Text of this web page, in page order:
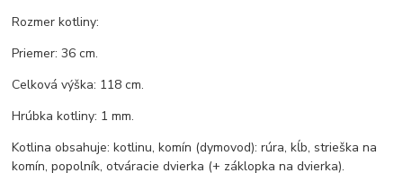
Rozmer kotliny:
Priemer: 36 cm.
Celková výška: 118 cm.
Hrúbka kotliny: 1 mm.
Kotlina obsahuje: kotlinu, komín (dymovod): rúra, kĺb, strieška na
komín, popolník, otváracie dvierka (+ záklopka na dvierka).